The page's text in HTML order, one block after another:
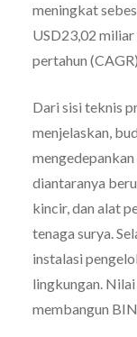
meningkat
USD23,02
pertahun
Dari sisi teknis
menjelaskan,
diantaranya
kincir, dan alat
tenaga surya.
instalasi
lingkungan.
membangun